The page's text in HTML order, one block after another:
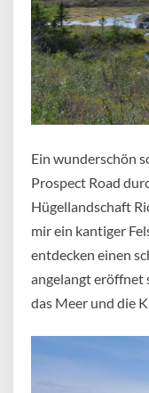
Ein wunderschön
Prospect Road
Hügellandschaft
mir ein kantiger
entdecken einen
angelangt eröffnet
das Meer und die